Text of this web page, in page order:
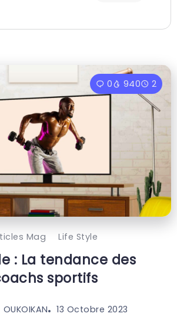
0 940 2
Mag Life Style
: La tendance des
sportifs
OUKOIKAN 13 Octobre 2023